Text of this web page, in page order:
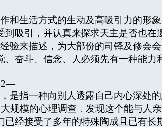
生活方式的生动及高吸引力的形
吸引，并认真来探求天主是否也在
来描述，为大部份的司铎及修会
奋斗、信念、人必须先有一种能力
指一种向别人透露自己内心深处
规模的心理调查，发现这个能与人
经接受了多年的特殊陶成且已有长